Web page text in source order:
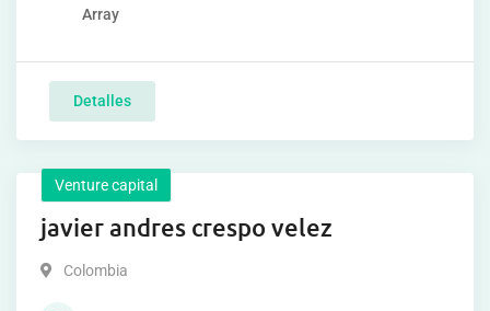
Array
Detalles
Venture capital
javier andres crespo velez
Colombia